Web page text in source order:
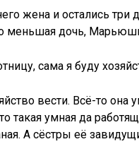
жена и остались три
меньшая дочь,
сама я буду
вести. Всё-то она
умная да
А сёстры её